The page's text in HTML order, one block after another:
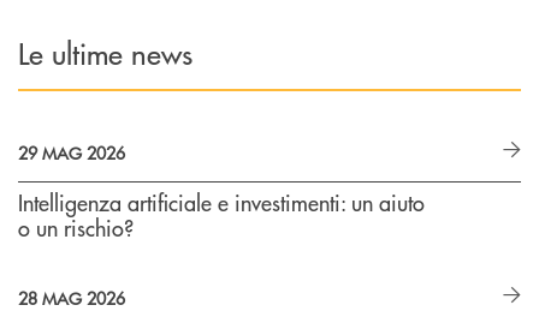
Le ultime news
29 MAG 2026
Intelligenza artificiale e investimenti: un aiuto
o un rischio?
28 MAG 2026